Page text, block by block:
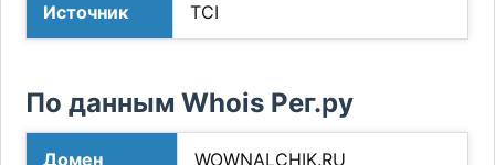
Источник TCI
По данным Whois Рег.ру
Домен WOWNALCHIK.RU